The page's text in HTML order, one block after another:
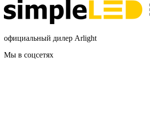
официальный дилер Arlight
Мы в соцсетях